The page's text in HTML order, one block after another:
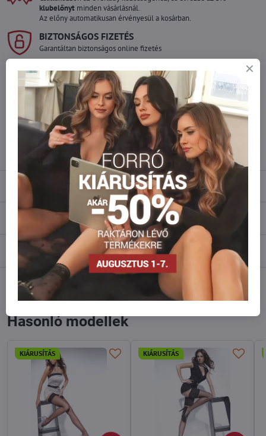
klubelőnyt minden vásárlásnál.
Az előny automatikusan érvényesül a kosárban.
BIZTONSÁGOS FIZETÉS
Garantáltan biztonságos online fizetés
Szeretne több terméket rendelni mint
amennyi raktáron van?
Ne habozzon kapcsolatba lépni velünk, raktárra szállítjuk az árut!
info​@everlady​.eu
Leírás
Vélemények 0
Fórum 0
Facebook Reddit LinkedIn
mail
Hasonló modellek
KIÁRUSÍTÁS KIÁRUSÍTÁS